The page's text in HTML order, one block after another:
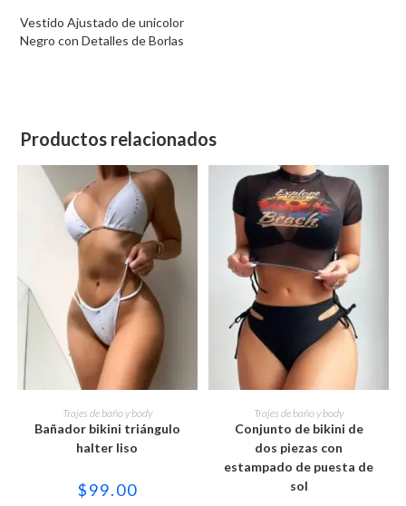
Vestido Ajustado de unicolor
Negro con Detalles de Borlas
Productos relacionados
SELECCIONAR OPCIONES
Este
producto
tiene
múltiples
variantes.
se
pueden
Trajes de baño y body
Bañador bikini triángulo
halter liso
$99.00
SELECCIONAR OPCIONES
Este
producto
tiene
múltiples
variantes.
Las
opciones
se
Trajes de baño y body
Conjunto de bikini de
dos piezas con
estampado de puesta de
sol